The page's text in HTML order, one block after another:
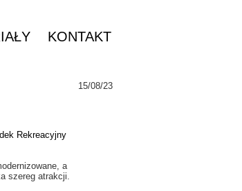
15/08/23
Rekreacyjny
a
szereg atrakcji.
KONTAKT